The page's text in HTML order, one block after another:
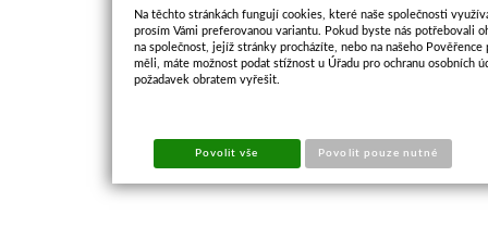
Na těchto stránkách fungují cookies, které naše společnosti
prosím Vámi preferovanou variantu. Pokud byste nás potřebovali
na společnost, jejíž stránky procházíte, nebo na našeho
měli, máte možnost podat stížnost u Úřadu pro ochranu osobních
požadavek obratem vyřešit.
Povolit vše Povolit pouze nutné